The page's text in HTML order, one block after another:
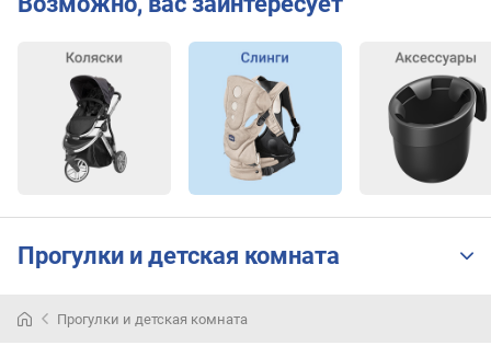
Прогулки и детская комната
Прогулки и детская комната